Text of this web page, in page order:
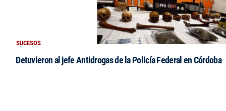
SUCESOS
Detuvieron al jefe Antidrogas de la Policía Federal en Córdoba